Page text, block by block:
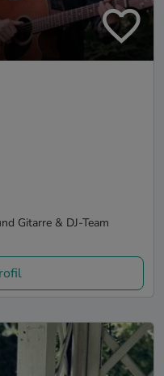
Gitarre & DJ-Team